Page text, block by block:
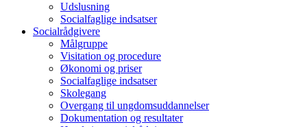
Udslusning
Socialfaglige indsatser
Socialrådgivere
Målgruppe
Visitation og procedure
Økonomi og priser
Socialfaglige indsatser
Skolegang
Overgang til ungdomsuddannelser
Dokumentation og resultater